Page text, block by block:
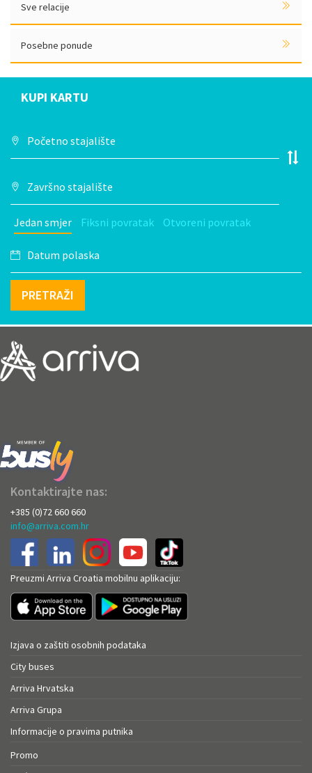
Sve relacije
Posebne ponude
KUPI KARTU
Jedan smjer Fiksni povratak Otvoreni povratak
PRETRAŽI
Kontaktirajte nas:
+385 (0)72 660 660
info@arriva.com.hr
Preuzmi Arriva Croatia mobilnu aplikaciju:
Izjava o zaštiti osobnih podataka
City buses
Arriva Hrvatska
Arriva Grupa
Informacije o pravima putnika
Promo